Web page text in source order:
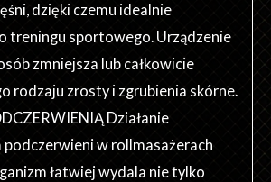
dzięki czemu idealnie
treningu sportowego. Urządzenie
zmniejsza lub całkowicie
rodzaju zrosty i zgrubienia skórne.
Działanie
w rollmasażerach
łatwiej wydala nie tylko